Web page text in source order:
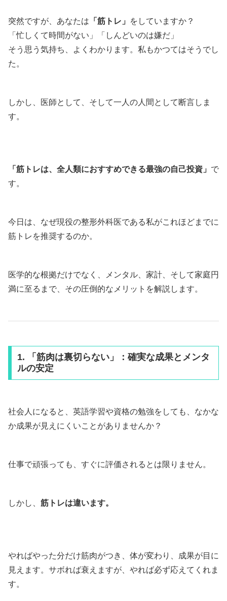
突然ですが、あなたは 「筋トレ」
をしていますか？
「忙しくて時間がない」「しんどいのは嫌だ」
そう思う気持ち、よくわかります。私もかつてはそうでし
た。
しかし、医師として、そして一人の人間として断言しま
す。
「筋トレは、全人類におすすめできる最強の自己投資」 で
す。
今日は、なぜ現役の整形外科医である私がこれほどまでに
筋トレを推奨するのか。
医学的な根拠だけでなく、メンタル、家計、そして家庭円
満に至るまで、その圧倒的なメリットを解説します。
1. 「筋肉は裏切らない」：確実な成果とメンタ
ルの安定
社会人になると、英語学習や資格の勉強をしても、なかな
か成果が見えにくいことがありませんか？
仕事で頑張っても、すぐに評価されるとは限りません。
しかし、 筋トレは違います。
やればやった分だけ筋肉がつき、体が変わり、成果が目に
見えます。サボれば衰えますが、やれば必ず応えてくれま
す。